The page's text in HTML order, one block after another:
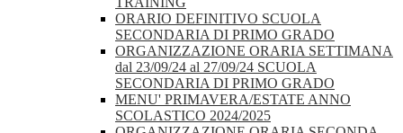
ORARIO DEFINITIVO SCUOLA
SECONDARIA DI PRIMO GRADO
ORGANIZZAZIONE ORARIA SETTIMANA
dal 23/09/24 al 27/09/24 SCUOLA
SECONDARIA DI PRIMO GRADO
MENU' PRIMAVERA/ESTATE ANNO
SCOLASTICO 2024/2025